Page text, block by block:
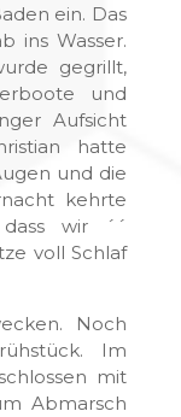
ein. Das
ins Wasser.
gegrillt,
und
Aufsicht
hatte
und die
kehrte
wir ´´
voll Schlaf
Noch
Im
mit
Abmarsch